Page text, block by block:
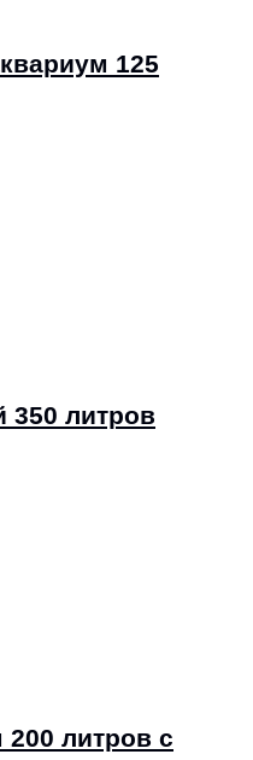
125
350 литров
200 литров с